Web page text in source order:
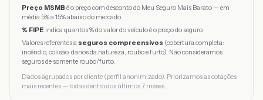
Preço MSMB é o preço com desconto do Meu Seguro Mais Barato — em
média 5% a 15% abaixo do mercado.
% FIPE indica quantos % do valor do veículo é o preço do seguro.
Valores referentes a seguros compreensivos (cobertura completa:
incêndio, colisão, danos da natureza, roubo e furto). Não consideramos
seguros de somente roubo/furto.
Dados agrupados por cliente (perfil anonimizado). Priorizamos as cotações
mais recentes — todas dentro dos últimos 7 meses.